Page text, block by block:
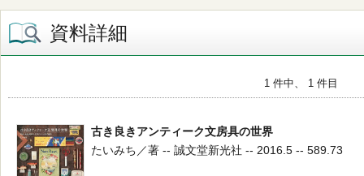
資料詳細
1 件中、 1 件目
古き良きアンティーク文房具の世界
たいみち／著 -- 誠文堂新光社 -- 2016.5 -- 589.73